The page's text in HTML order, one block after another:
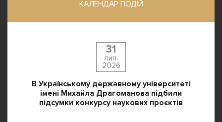
КАЛЕНДАР ПОДІЙ
31
лип.
2026
В Українському державному університеті
імені Михайла Драгоманова підбили
підсумки конкурсу наукових проєктів